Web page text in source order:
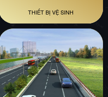
THIẾT BỊ VỆ SINH